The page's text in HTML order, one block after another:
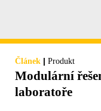
Článek | Produkt
Modulární
laboratoře